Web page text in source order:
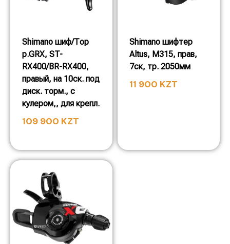
Shimano шиф/Тор
р.GRX, ST-
RX400/BR-RX400,
правый, на 10ск. под
диск. торм., c
кулером,, для крепл.
109 900 KZT
Shimano шифтер
Altus, M315, прав,
7ск, тр. 2050мм
11 900 KZT